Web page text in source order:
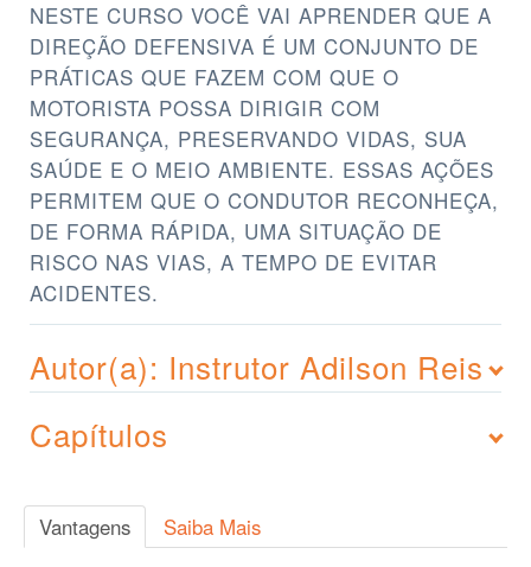
NESTE CURSO VOCÊ VAI APRENDER QUE A
DIREÇÃO DEFENSIVA É UM CONJUNTO DE
PRÁTICAS QUE FAZEM COM QUE O
MOTORISTA POSSA DIRIGIR COM
SEGURANÇA, PRESERVANDO VIDAS, SUA
SAÚDE E O MEIO AMBIENTE. ESSAS AÇÕES
PERMITEM QUE O CONDUTOR RECONHEÇA,
DE FORMA RÁPIDA, UMA SITUAÇÃO DE
RISCO NAS VIAS, A TEMPO DE EVITAR
ACIDENTES.
Autor(a): Instrutor Adilson Reis
Capítulos
Vantagens Saiba Mais